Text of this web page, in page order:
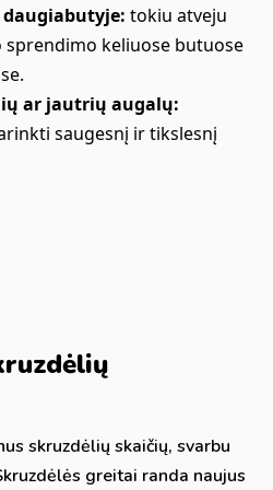
tokiu atveju
keliuose butuose
ar jautrių augalų:
saugesnį ir tikslesnį
skruzdėlių skaičių, svarbu
greitai randa naujus